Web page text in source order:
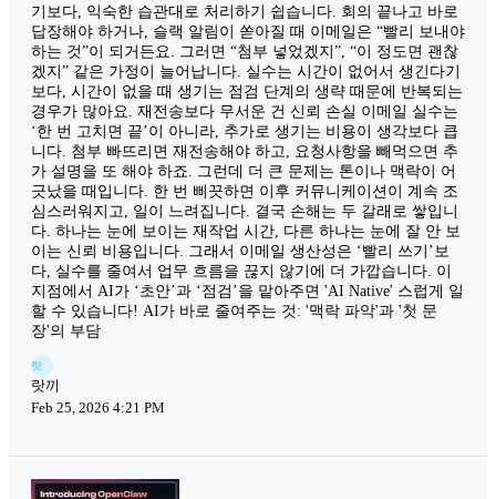
기보다, 익숙한 습관대로 처리하기 쉽습니다. 회의 끝나고 바로
답장해야 하거나, 슬랙 알림이 쏟아질 때 이메일은 “빨리 보내야
하는 것”이 되거든요. 그러면 “첨부 넣었겠지”, “이 정도면 괜찮
겠지” 같은 가정이 늘어납니다. 실수는 시간이 없어서 생긴다기
보다, 시간이 없을 때 생기는 점검 단계의 생략 때문에 반복되는
경우가 많아요. 재전송보다 무서운 건 신뢰 손실 이메일 실수는
‘한 번 고치면 끝’이 아니라, 추가로 생기는 비용이 생각보다 큽
니다. 첨부 빠뜨리면 재전송해야 하고, 요청사항을 빼먹으면 추
가 설명을 또 해야 하죠. 그런데 더 큰 문제는 톤이나 맥락이 어
긋났을 때입니다. 한 번 삐끗하면 이후 커뮤니케이션이 계속 조
심스러워지고, 일이 느려집니다. 결국 손해는 두 갈래로 쌓입니
다. 하나는 눈에 보이는 재작업 시간, 다른 하나는 눈에 잘 안 보
이는 신뢰 비용입니다. 그래서 이메일 생산성은 ‘빨리 쓰기’보
다, 실수를 줄여서 업무 흐름을 끊지 않기에 더 가깝습니다. 이
지점에서 AI가 ‘초안’과 ‘점검’을 맡아주면 'AI Native' 스럽게 일
할 수 있습니다! AI가 바로 줄여주는 것: '맥락 파악'과 '첫 문
장'의 부담
랏
랏끼
Feb 25, 2026 4:21 PM